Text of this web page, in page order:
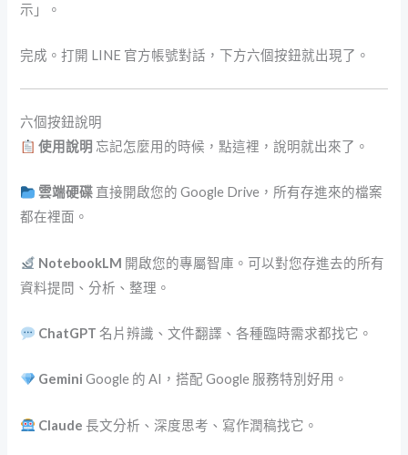
示」。
完成。打開 LINE 官方帳號對話，下方六個按鈕就出現了。
六個按鈕說明
使用說明 忘記怎麼用的時候，點這裡，說明就出來了。
雲端硬碟 直接開啟您的 Google Drive，所有存進來的檔案
都在裡面。
NotebookLM 開啟您的專屬智庫。可以對您存進去的所有
資料提問、分析、整理。
ChatGPT 名片辨識、文件翻譯、各種臨時需求都找它。
Gemini Google 的 AI，搭配 Google 服務特別好用。
Claude 長文分析、深度思考、寫作潤稿找它。